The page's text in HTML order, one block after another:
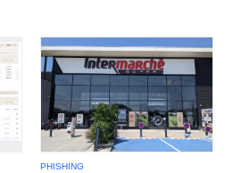
PHISHING